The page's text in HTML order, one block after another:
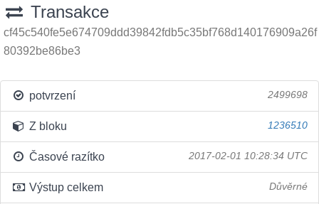
Transakce
cf45c540fe5e674709ddd39842fdb5c35bf768d140176909a26f
80392be86be3
potvrzení 2499698
Z bloku 1236510
Časové razítko 2017-02-01 10:28:34 UTC
Výstup celkem Důvěrné